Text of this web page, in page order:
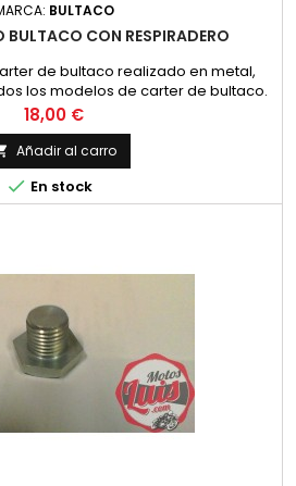
BULTACO
BULTACO CON RESPIRADERO
de bultaco realizado en metal,
los modelos de carter de bultaco.
PRECIO POR UNIDAD
Precio
18,00 €
Añadir al carro
 En stock